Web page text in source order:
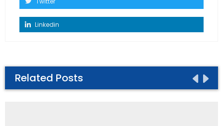
Linkedin
Related Posts